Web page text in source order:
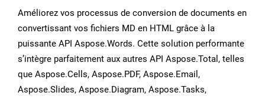
Améliorez vos processus de conversion de documents en
convertissant vos fichiers MD en HTML grâce à la
puissante API Aspose.Words. Cette solution performante
s’intègre parfaitement aux autres API Aspose.Total, telles
que Aspose.Cells, Aspose.PDF, Aspose.Email,
Aspose.Slides, Aspose.Diagram, Aspose.Tasks,